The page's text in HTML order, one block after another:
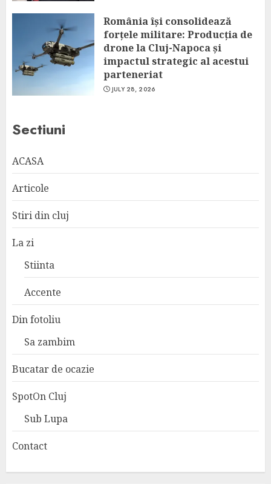
România își consolidează
forțele militare: Producția de
drone la Cluj-Napoca și
impactul strategic al acestui
parteneriat
JULY 28, 2026
Sectiuni
ACASA
Articole
Stiri din cluj
La zi
Stiinta
Accente
Din fotoliu
Sa zambim
Bucatar de ocazie
SpotOn Cluj
Sub Lupa
Contact